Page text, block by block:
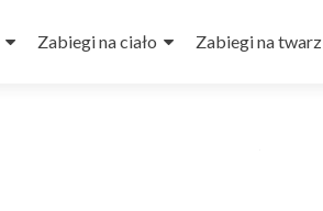
Zabiegi na ciało Zabiegi na twarz